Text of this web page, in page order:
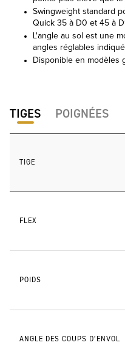
Swingweight standard
Quick 35 à D0 et 45 à
L'angle au sol est une
angles réglables
Disponible en modèles
TIGES POIGNÉES
TIGE
FLEX
POIDS
ANGLE DES COUPS D’ENVOL